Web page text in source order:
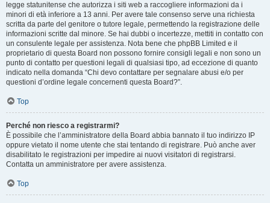
legge statunitense che autorizza i siti web a raccogliere informazioni da i
minori di età inferiore a 13 anni. Per avere tale consenso serve una richiesta
scritta da parte del genitore o tutore legale, permettendo la registrazione delle
informazioni scritte dal minore. Se hai dubbi o incertezze, mettiti in contatto con
un consulente legale per assistenza. Nota bene che phpBB Limited e il
proprietario di questa Board non possono fornire consigli legali e non sono un
punto di contatto per questioni legali di qualsiasi tipo, ad eccezione di quanto
indicato nella domanda “Chi devo contattare per segnalare abusi e/o per
questioni d’ordine legale concernenti questa Board?”.
Top
Perché non riesco a registrarmi?
È possibile che l’amministratore della Board abbia bannato il tuo indirizzo IP
oppure vietato il nome utente che stai tentando di registrare. Può anche aver
disabilitato le registrazioni per impedire ai nuovi visitatori di registrarsi.
Contatta un amministratore per avere assistenza.
Top